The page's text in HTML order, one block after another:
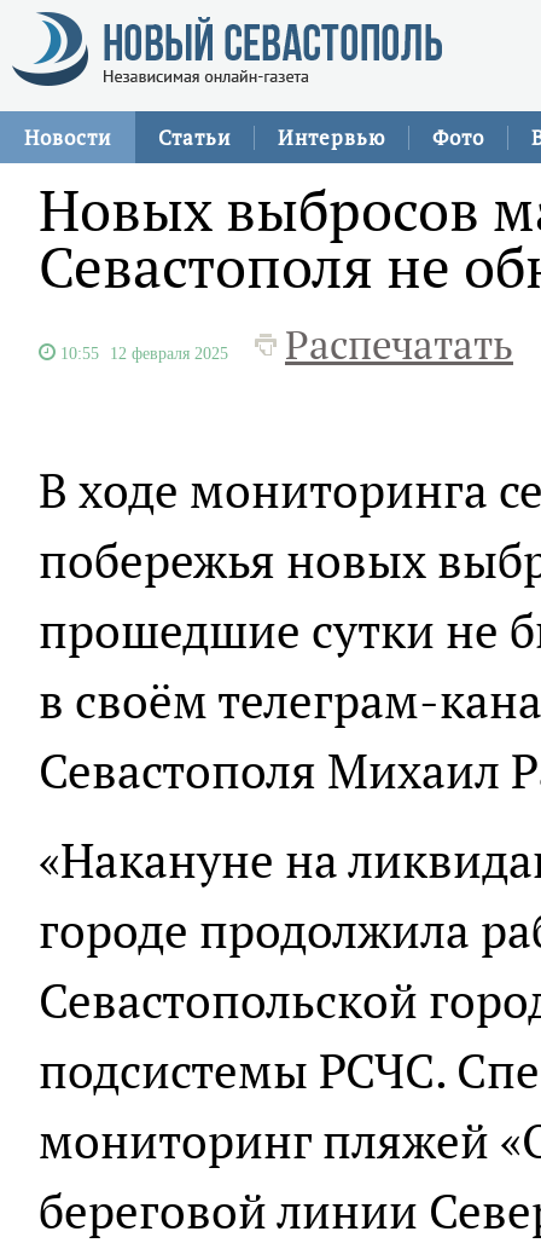
Новости Статьи Интервью Фото
Новых выбросов
Севастополя не
10:55 12 февраля 2025 Распечатать
В ходе мониторинга
побережья новых
прошедшие сутки не
в своём телеграм-
Севастополя Михаил
«Накануне на
городе продолжила
Севастопольской
подсистемы РСЧС.
мониторинг пляжей
береговой линии